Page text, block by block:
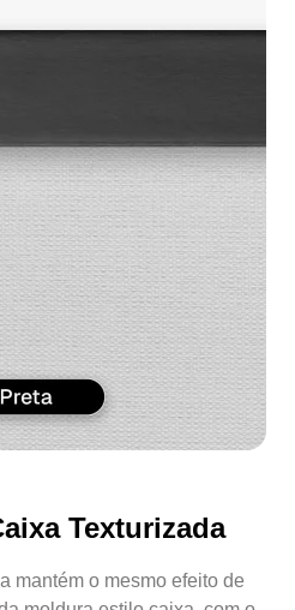
Texturizada
mantém o mesmo efeito de